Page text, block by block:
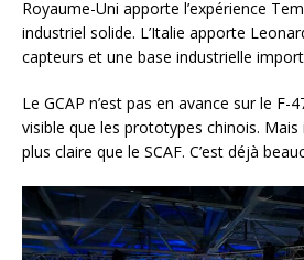
Royaume-Uni apporte l’expérience
industriel solide. L’Italie apporte
capteurs et une base industrielle
Le GCAP n’est pas en avance sur le F-
visible que les prototypes chinois.
plus claire que le SCAF. C’est déjà